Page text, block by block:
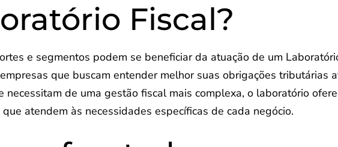
Fiscal?
e segmentos podem se beneficiar da atuação de um
que buscam entender melhor suas obrigações tributárias
necessitam de uma gestão fiscal mais complexa, o laboratório
atendem às necessidades específicas de cada negócio.